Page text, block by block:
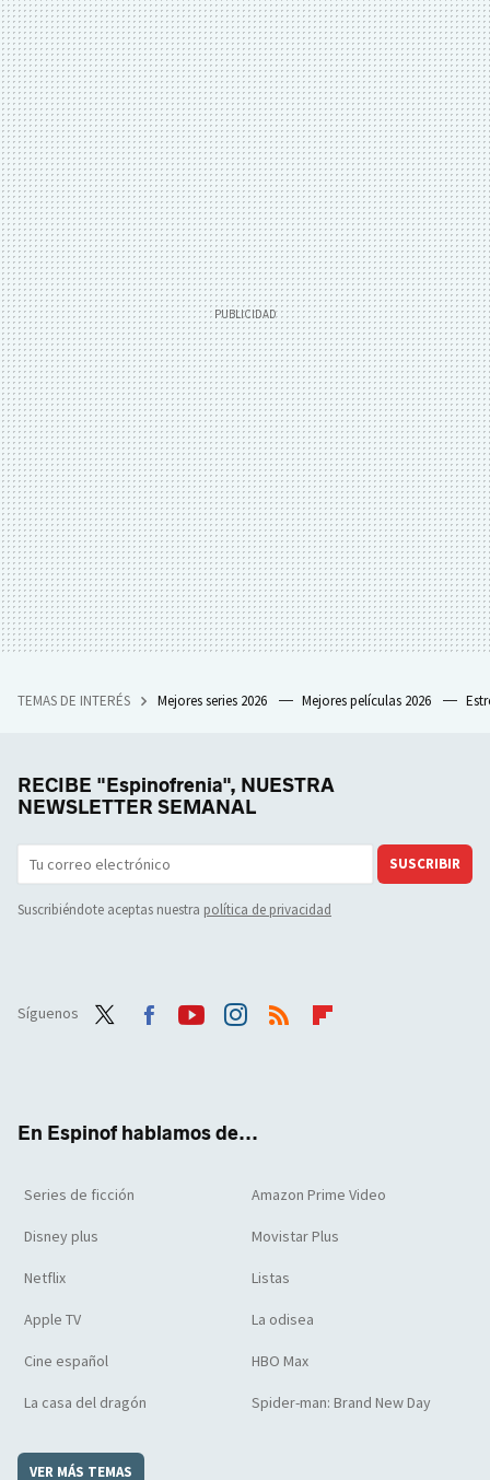
TEMAS DE INTERÉS Mejores series 2026 Mejores películas 2026
RECIBE "Espinofrenia", NUESTRA
NEWSLETTER SEMANAL
SUSCRIBIR
Suscribiéndote aceptas nuestra política de privacidad
Síguenos
En Espinof hablamos de...
Series de ficción Amazon Prime Video
Disney plus Movistar Plus
Netflix Listas
Apple TV La odisea
Cine español HBO Max
La casa del dragón Spider-man: Brand New Day
VER MÁS TEMAS